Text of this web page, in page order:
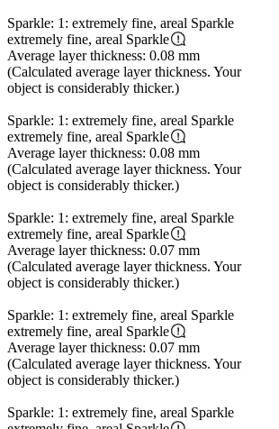
Sparkle: 1: extremely fine, areal Sparkle
extremely fine, areal Sparkle
Average layer thickness: 0.08 mm
(Calculated average layer thickness. Your
object is considerably thicker.)
Sparkle: 1: extremely fine, areal Sparkle
extremely fine, areal Sparkle
Average layer thickness: 0.08 mm
(Calculated average layer thickness. Your
object is considerably thicker.)
Sparkle: 1: extremely fine, areal Sparkle
extremely fine, areal Sparkle
Average layer thickness: 0.07 mm
(Calculated average layer thickness. Your
object is considerably thicker.)
Sparkle: 1: extremely fine, areal Sparkle
extremely fine, areal Sparkle
Average layer thickness: 0.07 mm
(Calculated average layer thickness. Your
object is considerably thicker.)
Sparkle: 1: extremely fine, areal Sparkle